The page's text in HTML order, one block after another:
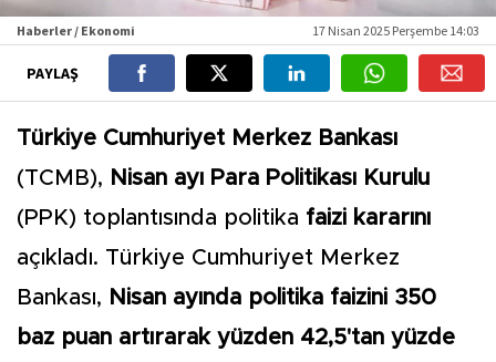
Haberler / Ekonomi 17 Nisan 2025 Perşembe 14:03
PAYLAŞ
Türkiye Cumhuriyet Merkez Bankası
(TCMB), Nisan ayı Para Politikası Kurulu
(PPK) toplantısında politika faizi kararını
açıkladı. Türkiye Cumhuriyet Merkez
Bankası, Nisan ayında politika faizini 350
baz puan artırarak yüzden 42,5'tan yüzde